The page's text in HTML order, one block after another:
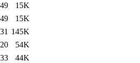
15K
15K
145K
54K
44K